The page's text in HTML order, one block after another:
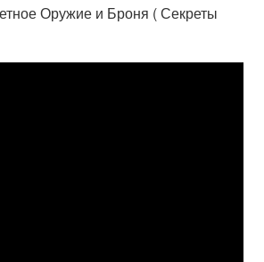
Оружие и Броня ( Секреты